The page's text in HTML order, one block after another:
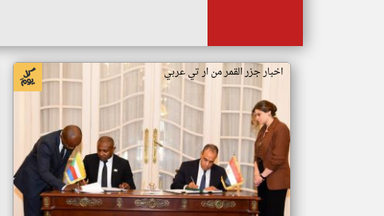
اخبار جزر القمر من ار تي عربي